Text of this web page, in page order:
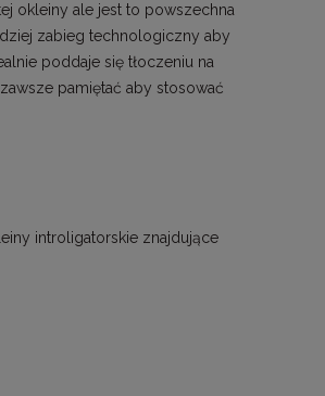
okleiny ale jest to powszechna
zabieg technologiczny aby
poddaje się tłoczeniu na
pamiętać aby stosować
introligatorskie znajdujące